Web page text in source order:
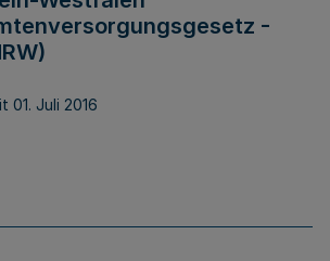
-
01. Juli 2016